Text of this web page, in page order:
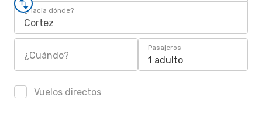
¿Hacia dónde?
Cortez
¿Cuándo?
Pasajeros
1 adulto
Vuelos directos